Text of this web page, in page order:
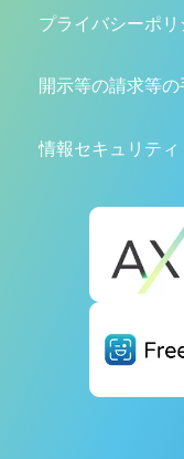
プライバシーポリ
開示等の請求等
情報セキュリティ